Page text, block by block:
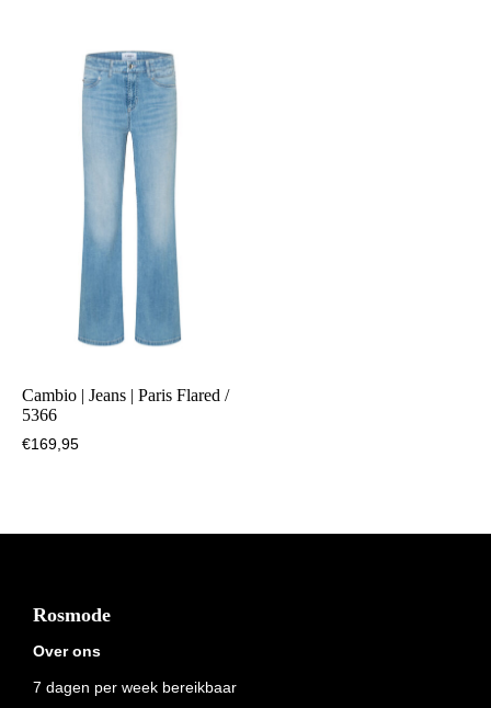
Cambio | Jeans | Paris Flared /
5366
€169,95
Footer
Rosmode
Over ons
7 dagen per week bereikbaar